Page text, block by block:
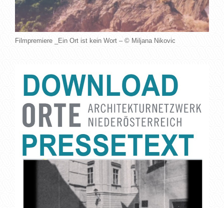
Filmpremiere _Ein Ort ist kein Wort – © Miljana Nikovic